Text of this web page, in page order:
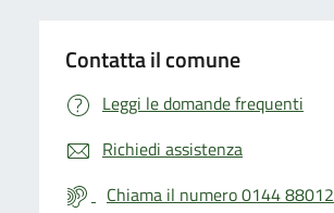
Contatta il comune
Leggi le domande frequenti
Richiedi assistenza
Chiama il numero 0144 88012